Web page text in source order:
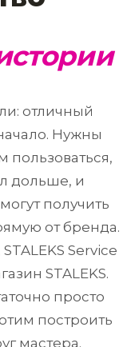
отличный
Нужны
пользоваться,
дольше, и
получить
от бренда.
Service
STALEKS.
просто
построить
мастера.